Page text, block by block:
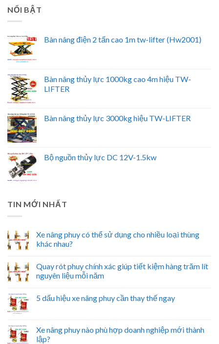
NỔI BẬT
Bàn nâng điện 2 tấn cao 1m tw-lifter (Hw2001)
Bàn nâng thủy lực 1000kg cao 4m hiệu TW-
LIFTER
Bàn nâng thủy lực 3000kg hiệu TW-LIFTER
Bộ nguồn thủy lực DC 12V-1.5kw
TIN MỚI NHẤT
Xe nâng phuy có thể sử dụng cho nhiều loại thùng
khác nhau?
Quay rót phuy chính xác giúp tiết kiệm hàng trăm lít
nguyên liệu mỗi năm
5 dấu hiệu xe nâng phuy cần thay thế ngay
Xe nâng phuy nào phù hợp doanh nghiệp mới thành
lập?